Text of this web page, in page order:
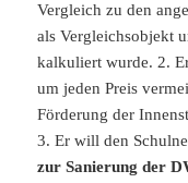
Vergleich zu den
als Vergleichsobjekt
kalkuliert wurde. 2.
um jeden Preis
Förderung der
3. Er will den
zur Sanierung der